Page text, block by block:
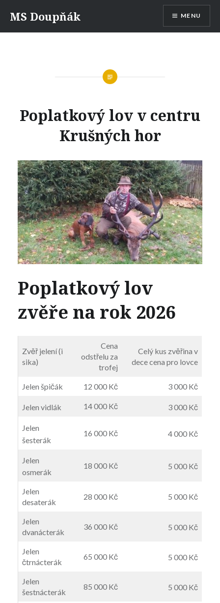
content
MS Doupňák MENU
Poplatkový lov v centru
Krušných hor
Poplatkový lov
zvěře na rok 2026
Zvěř jelení (i
sika)
Cena
odstřelu za
trofej
Celý kus zvěřina v
dece cena pro lovce
Jelen špičák 12 000 Kč 3 000 Kč
Jelen vidlák 14 000 Kč 3 000 Kč
Jelen
šesterák
16 000 Kč 4 000 Kč
Jelen
osmerák
18 000 Kč 5 000 Kč
Jelen
desaterák
28 000 Kč 5 000 Kč
Jelen
dvanácterák
36 000 Kč 5 000 Kč
Jelen
čtrnácterák
65 000 Kč 5 000 Kč
Jelen
šestnácterák
85 000 Kč 5 000 Kč